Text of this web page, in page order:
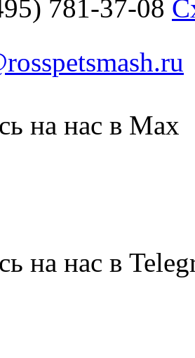
781-37-08
на нас в Max
на нас в